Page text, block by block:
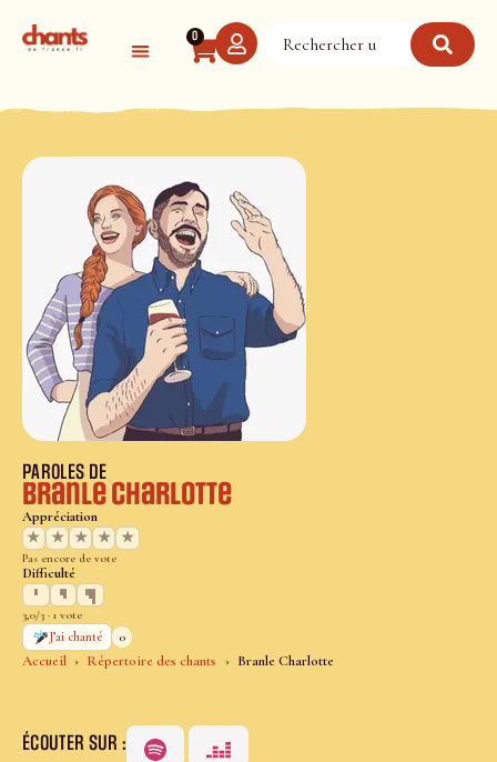
0
Accueil Répertoire des chants Branle Charlotte
PAROLES DE
Branle Charlotte
Appréciation
★
★ ★ ★ ★
Pas encore de vote
Difficulté
3,0/3 · 1 vote
J’ai chanté
0
ÉCOUTER SUR :